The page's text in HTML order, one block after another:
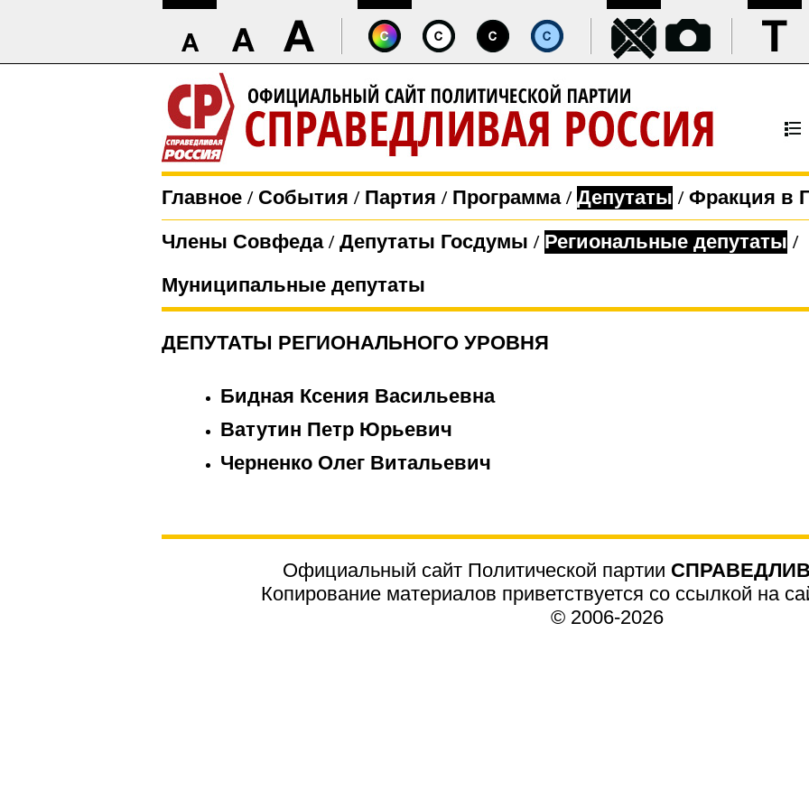
Главное / События / Партия / Программа/ Депутаты / Фракция в
Члены Совфеда/ Депутаты Госдумы / Региональные депутаты /
Муниципальные депутаты
ДЕПУТАТЫ РЕГИОНАЛЬНОГО УРОВНЯ
Бидная Ксения Васильевна
Ватутин Петр Юрьевич
Черненко Олег Витальевич
Официальный сайт Политической партии
Копирование материалов приветствуется со ссылкой на
© 2006-2026